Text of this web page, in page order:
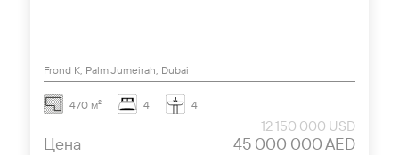
Frond K, Palm Jumeirah, Dubai
470 м² 4 4
Цена
12 150 000 USD
45 000 000 AED